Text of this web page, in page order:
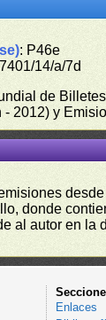
: P46e
14/a/7d
de
2012) y
donde
al autor en
Enlaces